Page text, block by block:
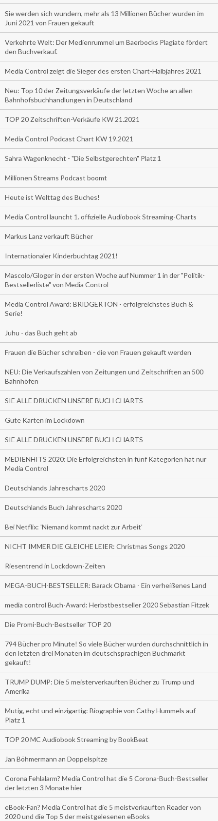
Sie werden sich wundern, mehr als 13 Millionen Bücher wurden im
Juni 2021 von Frauen gekauft
Verkehrte Welt: Der Medienrummel um Baerbocks Plagiate fördert
den Buchverkauf.
Media Control zeigt die Sieger des ersten Chart-Halbjahres 2021
Neu: Top 10 der Zeitungsverkäufe der letzten Woche an allen
Bahnhofsbuchhandlungen in Deutschland
TOP 20 Zeitschriften-Verkäufe KW 21.2021
Media Control Podcast Chart KW 19.2021
Sahra Wagenknecht - "Die Selbstgerechten" Platz 1
Millionen Streams Podcast boomt
Heute ist Welttag des Buches!
Media Control launcht 1. offizielle Audiobook Streaming-Charts
Markus Lanz verkauft Bücher
Internationaler Kinderbuchtag 2021!
Mascolo/Gloger in der ersten Woche auf Nummer 1 in der "Politik-
Bestsellerliste" von Media Control
Media Control Award: BRIDGERTON - erfolgreichstes Buch &
Serie!
Juhu - das Buch geht ab
Frauen die Bücher schreiben - die von Frauen gekauft werden
NEU: Die Verkaufszahlen von Zeitungen und Zeitschriften an 500
Bahnhöfen
SIE ALLE DRUCKEN UNSERE BUCH CHARTS
Gute Karten im Lockdown
SIE ALLE DRUCKEN UNSERE BUCH CHARTS
MEDIENHITS 2020: Die Erfolgreichsten in fünf Kategorien hat nur
Media Control
Deutschlands Jahrescharts 2020
Deutschlands Buch Jahrescharts 2020
Bei Netflix: 'Niemand kommt nackt zur Arbeit'
NICHT IMMER DIE GLEICHE LEIER: Christmas Songs 2020
Riesentrend in Lockdown-Zeiten
MEGA-BUCH-BESTSELLER: Barack Obama - Ein verheißenes Land
media control Buch-Award: Herbstbestseller 2020 Sebastian Fitzek
Die Promi-Buch-Bestseller TOP 20
794 Bücher pro Minute! So viele Bücher wurden durchschnittlich in
den letzten drei Monaten im deutschsprachigen Buchmarkt
gekauft!
TRUMP DUMP: Die 5 meisterverkauften Bücher zu Trump und
Amerika
Mutig, echt und einzigartig: Biographie von Cathy Hummels auf
Platz 1
TOP 20 MC Audiobook Streaming by BookBeat
Jan Böhmermann an Doppelspitze
Corona Fehlalarm? Media Control hat die 5 Corona-Buch-Bestseller
der letzten 3 Monate hier
eBook-Fan? Media Control hat die 5 meistverkauften Reader von
2020 und die Top 5 der meistgelesenen eBooks